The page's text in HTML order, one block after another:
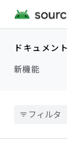
ドキュメント
新機能